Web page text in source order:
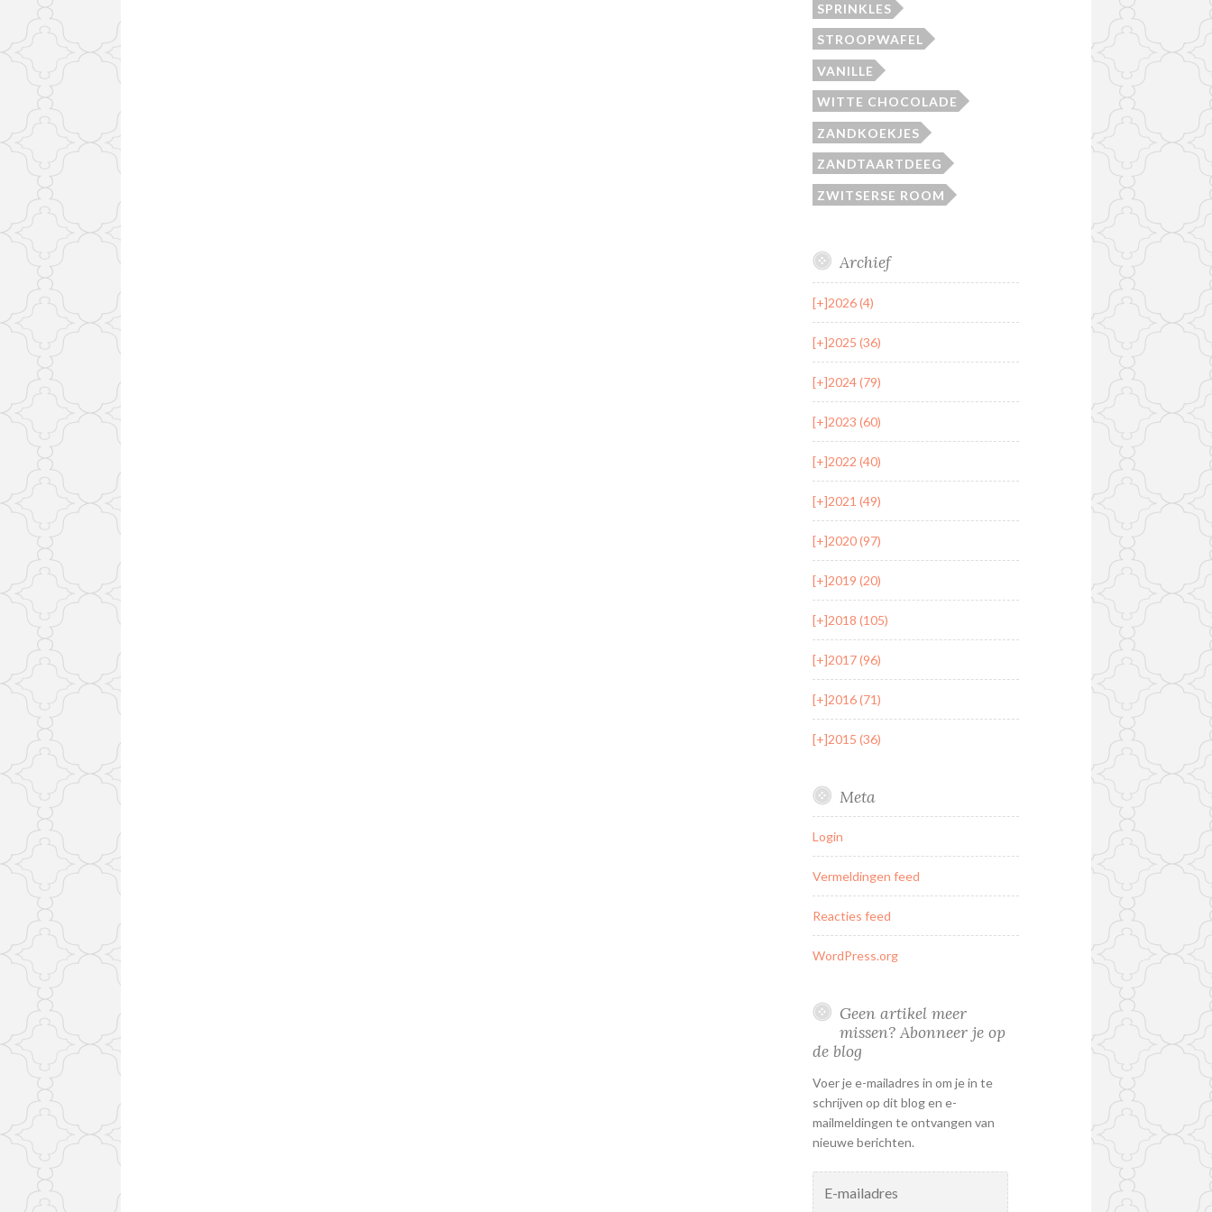
SPRINKLES
STROOPWAFEL
VANILLE
WITTE CHOCOLADE
ZANDKOEKJES
ZANDTAARTDEEG
ZWITSERSE ROOM
Archief
[+]2026 (4)
[+]2025 (36)
[+]2024 (79)
[+]2023 (60)
[+]2022 (40)
[+]2021 (49)
[+]2020 (97)
[+]2019 (20)
[+]2018 (105)
[+]2017 (96)
[+]2016 (71)
[+]2015 (36)
Meta
Login
Vermeldingen feed
Reacties feed
WordPress.org
Geen artikel meer
missen? Abonneer je op
de blog
Voer je e-mailadres in om je in te
schrijven op dit blog en e-
mailmeldingen te ontvangen van
nieuwe berichten.
mailadres